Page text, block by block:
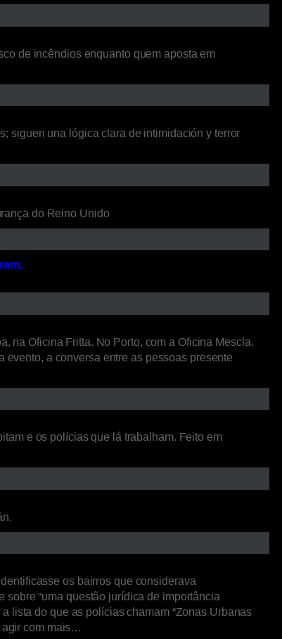
de incêndios enquanto quem aposta em
siguen una lógica clara de intimidación y terror
do Reino Unido
na Oficina Fritta. No Porto, com a Oficina Mescla.
a conversa entre as pessoas presente
e os polícias que lá trabalham. Feito em
os bairros que considerava
sobre “uma questão jurídica de importância
lista do que as polícias chamam “Zonas Urbanas
agir com mais…